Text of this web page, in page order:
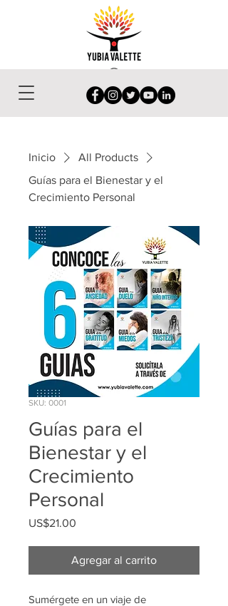
Inicio
All Products
Guías para el Bienestar y el
Crecimiento Personal
SKU: 0001
Guías para el
Bienestar y el
Crecimiento
Personal
US$21.00
Agregar al carrito
Sumérgete en un viaje de